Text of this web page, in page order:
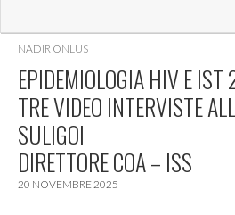
ETS
NADIR ONLUS
EPIDEMIOLOGIA HIV E
TRE VIDEO INTERVISTE
SULIGOI
DIRETTORE COA – ISS
20 NOVEMBRE 2025